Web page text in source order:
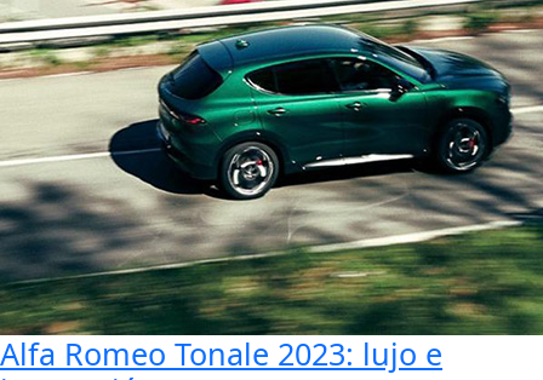
Alfa Romeo Tonale 2023: lujo e